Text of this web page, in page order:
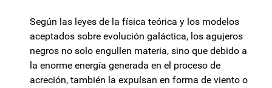
Según las leyes de la física teórica y los modelos
aceptados sobre evolución galáctica, los agujeros
negros no solo engullen materia, sino que debido a
la enorme energía generada en el proceso de
acreción, también la expulsan en forma de viento o